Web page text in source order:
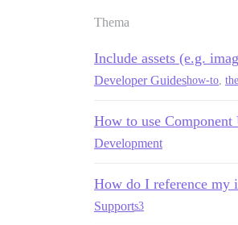
Thema
Include assets (e.g.
Developer Guideshow-to,
How to use Component
Development
How do I reference my
Supports3